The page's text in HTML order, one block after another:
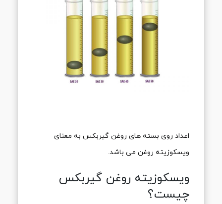
اعداد روی بسته های روغن گیربکس به معنای
ویسکوزیته روغن می باشد.
ویسکوزیته روغن گیربکس
چیست؟